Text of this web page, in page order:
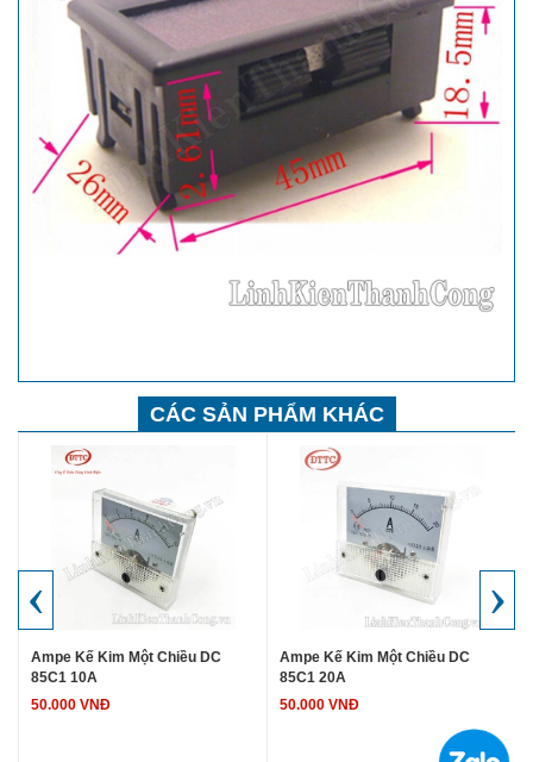
CÁC SẢN PHẨM KHÁC
Ampe Kế Kim Một Chiều DC
85C1 10A
50.000 VNĐ
Ampe Kế Kim Một Chiều DC
85C1 20A
50.000 VNĐ
‹ ›